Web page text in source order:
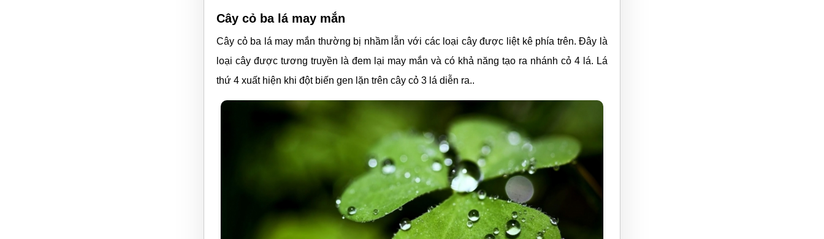
Cây cỏ ba lá may mắn
Cây cỏ ba lá may mắn thường bị nhầm lẫn với các loại cây được liệt kê phía trên. Đây là
loại cây được tương truyền là đem lại may mắn và có khả năng tạo ra nhánh cỏ 4 lá. Lá
thứ 4 xuất hiện khi đột biến gen lặn trên cây cỏ 3 lá diễn ra..